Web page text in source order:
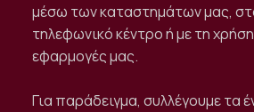
μέσω των καταστημάτων μας,
τηλεφωνικό κέντρο ή με τη
εφαρμογές μας.
Για παράδειγμα, συλλέγουμε τα